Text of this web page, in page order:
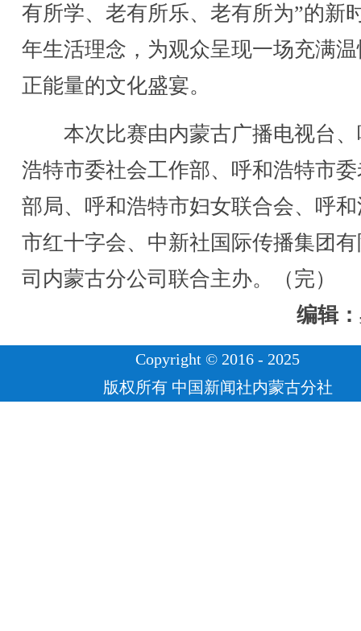
有所学、老有所乐、老有所为”的新
年生活理念，为观众呈现一场充满
正能量的文化盛宴。
本次比赛由内蒙古广播电视台、
浩特市委社会工作部、呼和浩特市
部局、呼和浩特市妇女联合会、呼
市红十字会、中新社国际传播集团
司内蒙古分公司联合主办。（完）
编辑
Copyright © 2016 - 2025
版权所有 中国新闻社内蒙古分社